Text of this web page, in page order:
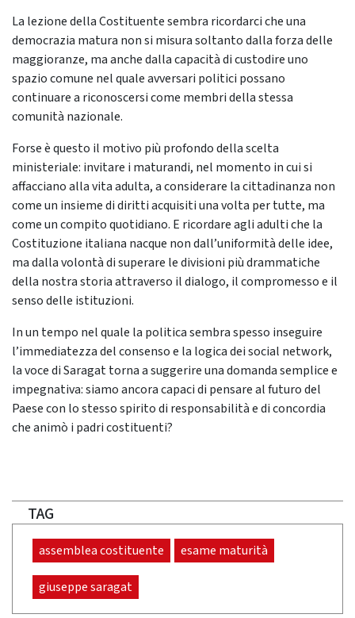
La lezione della Costituente sembra ricordarci che una
democrazia matura non si misura soltanto dalla forza delle
maggioranze, ma anche dalla capacità di custodire uno
spazio comune nel quale avversari politici possano
continuare a riconoscersi come membri della stessa
comunità nazionale.
Forse è questo il motivo più profondo della scelta
ministeriale: invitare i maturandi, nel momento in cui si
affacciano alla vita adulta, a considerare la cittadinanza non
come un insieme di diritti acquisiti una volta per tutte, ma
come un compito quotidiano. E ricordare agli adulti che la
Costituzione italiana nacque non dall’uniformità delle idee,
ma dalla volontà di superare le divisioni più drammatiche
della nostra storia attraverso il dialogo, il compromesso e il
senso delle istituzioni.
In un tempo nel quale la politica sembra spesso inseguire
l’immediatezza del consenso e la logica dei social network,
la voce di Saragat torna a suggerire una domanda semplice e
impegnativa: siamo ancora capaci di pensare al futuro del
Paese con lo stesso spirito di responsabilità e di concordia
che animò i padri costituenti?
TAG
assemblea costituente esame maturità
giuseppe saragat